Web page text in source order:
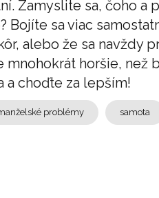
Zamyslite sa, čoho a
Bojíte sa viac
alebo že sa navždy
mnohokrát horšie, než
a choďte za lepším!
problémy samota